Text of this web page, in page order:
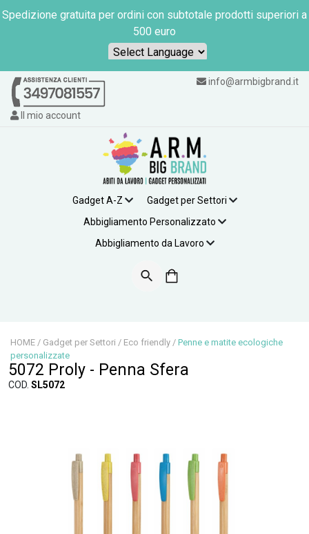
Spedizione gratuita per ordini con subtotale prodotti superiori a
500 euro
Powered by
info@armbigbrand.it
Il mio account
Gadget A-Z
Gadget per Settori
Abbigliamento Personalizzato
Abbigliamento da Lavoro
HOME / Gadget per Settori / Eco friendly / Penne e matite ecologiche
personalizzate
5072 Proly - Penna Sfera
COD. SL5072